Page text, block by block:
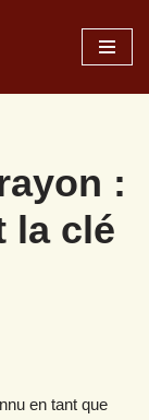
:
la clé
en tant que